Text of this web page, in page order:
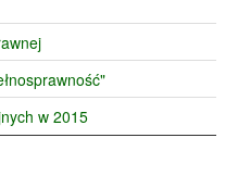
w 2015